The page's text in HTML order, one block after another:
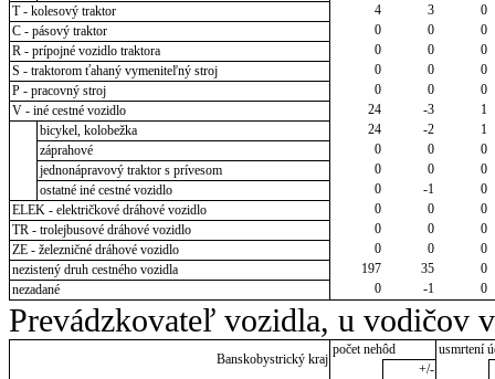
T - kolesový traktor
4 3
0
C - pásový traktor
0 0
0
R - prípojné vozidlo traktora
0 0
0
S - traktorom ťahaný vymeniteľný stroj
0 0
0
P - pracovný stroj
0 0
0
V - iné cestné vozidlo
24 -3
1
bicykel, kolobežka
24 -2
1
záprahové
0 0
0
jednonápravový traktor s prívesom
0 0
0
ostatné iné cestné vozidlo
0 -1
0
ELEK - električkové dráhové vozidlo
0 0
0
TR - trolejbusové dráhové vozidlo
0 0
0
ZE - železničné dráhové vozidlo
0 0
0
nezistený druh cestného vozidla
197 35
0
nezadané
0 -1 0
Prevádzkovateľ vozidla, u vodičov
Banskobystrický kraj
počet nehôd
usmrtení
+/-